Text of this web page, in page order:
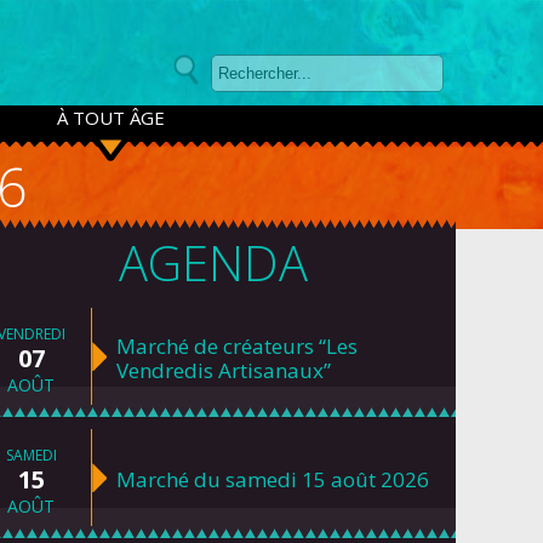
À TOUT ÂGE
AGENDA
07
AOÛT
Marché de créateurs “Les
Vendredis Artisanaux”
SAMEDI
15
AOÛT
Marché du samedi 15 août 2026